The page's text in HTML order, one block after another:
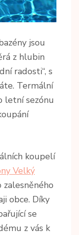
jsou
z hlubin
radosti“, s
Termální
letní sezónu
koupelí
Velký
zalesněného
obce. Díky
se
z vás k